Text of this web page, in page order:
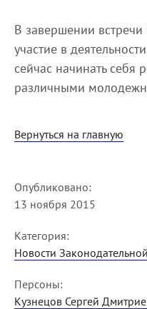
В завершении
участие в
сейчас начинать себя
различными
Вернуться на главную
Опубликовано:
13 ноября 2015
Категория:
Новости
Персоны:
Кузнецов Сергей